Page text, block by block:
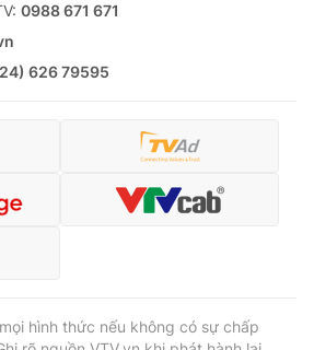
0988 671 671
626 79595
hình thức nếu không có sự chấp